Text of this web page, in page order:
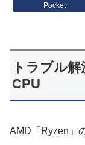
Pocket
トラブル
CPU
AMD「Ryzen」